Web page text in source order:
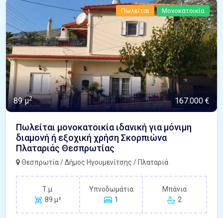
Πωλείται Μονοκατοικία
89 μ2 167.000 €
Πωλείται μονοκατοικία ιδανική για μόνιμη
διαμονή ή εξοχική χρήση Σκορπιώνα
Πλαταριάς Θεσπρωτίας
Θεσπρωτία / Δήμος Ηγουμενίτσης / Πλαταριά
Τ.μ.
89 μ²
Υπνοδωμάτια
1
Μπάνια
2